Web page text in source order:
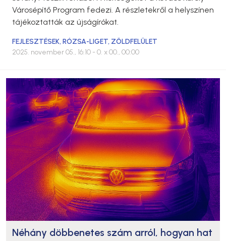
Városépítő Program fedezi. A részletekről a helyszínen
tájékoztatták az újságírókat.
FEJLESZTÉSEK,RÓZSA-LIGET, ZÖLDFELÜLET
2025. november 05., 16:10 - 0. x 00., 00:00
Néhány döbbenetes szám arról, hogyan hat